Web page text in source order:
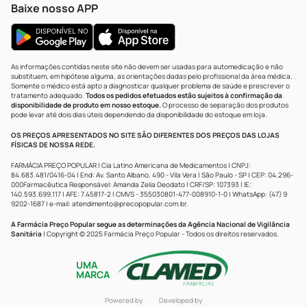
Baixe nosso APP
As informações contidas neste site não devem ser usadas para automedicação e não
substituem, em hipótese alguma, as orientações dadas pelo profissional da área médica.
Somente o médico está apto a diagnosticar qualquer problema de saúde e prescrever o
tratamento adequado. Todos os pedidos efetuados estão sujeitos à confirmação da
disponibilidade de produto em nosso estoque.O processo de separação dos produtos
pode levar até dois dias úteis dependendo da disponibilidade do estoque em loja.
OS PREÇOS APRESENTADOS NO SITE SÃO DIFERENTES DOS PREÇOS DAS LOJAS
FÍSICAS DE NOSSA REDE.
FARMÁCIA PREÇO POPULAR | Cia Latino Americana de Medicamentos | CNPJ:
84.683.481/0416-04 | End: Av. Santo Albano, 490 - Vila Vera | São Paulo - SP | CEP: 04.296-
000Farmacêutica Responsável: Amanda Zelia Deodato | CRF/SP: 107393 | IE:
140.593.699.117 | AFE: 7.45817-2 | CMVS - 355030801-477-008910-1-0 | WhatsApp: (47) 9
9202-1687 | e-mail: atendimento@precopopular.com.br.
A Farmácia Preço Popular segue as determinações da Agência Nacional de Vigilância
Sanitária | Copyright © 2025 Farmácia Preço Popular - Todos os direitos reservados.
UMA
MARCA
Powered by Developed by